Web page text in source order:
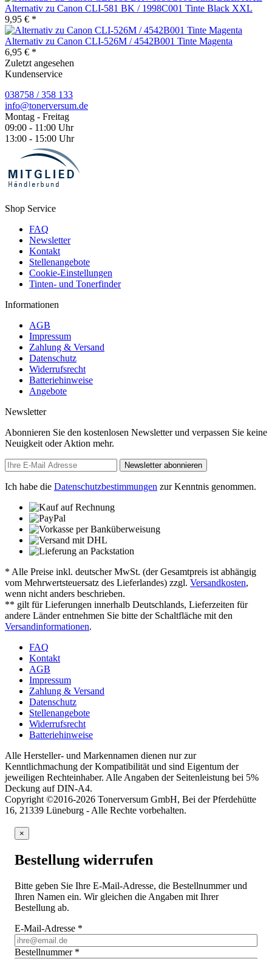
Alternativ zu Canon CLI-581 BK / 1998C001 Tinte Black XXL
9,95 € *
Alternativ zu Canon CLI-526M / 4542B001 Tinte Magenta
6,95 € *
Zuletzt angesehen
Kundenservice
038758 / 358 133
info@tonerversum.de
Montag - Freitag
09:00 - 11:00 Uhr
13:00 - 15:00 Uhr
Shop Service
FAQ
Newsletter
Kontakt
Stellenangebote
Cookie-Einstellungen
Tinten- und Tonerfinder
Informationen
AGB
Impressum
Zahlung & Versand
Datenschutz
Widerrufsrecht
Batteriehinweise
Angebote
Newsletter
Abonnieren Sie den kostenlosen Newsletter und verpassen Sie keine
Neuigkeit oder Aktion mehr.
Newsletter abonnieren
Ich habe die Datenschutzbestimmungen zur Kenntnis genommen.
* Alle Preise inkl. deutscher MwSt. (der Gesamtpreis ist abhängig
vom Mehrwertsteuersatz des Lieferlandes) zzgl. Versandkosten,
wenn nicht anders beschrieben.
** gilt für Lieferungen innerhalb Deutschlands, Lieferzeiten für
andere Länder entnehmen Sie bitte der Schaltfläche mit den
Versandinformationen.
FAQ
Kontakt
AGB
Impressum
Zahlung & Versand
Datenschutz
Stellenangebote
Widerrufsrecht
Batteriehinweise
Alle Hersteller- und Markennamen dienen nur zur
Kenntlichmachung der Kompatibilität und sind Eigentum der
jeweiligen Rechteinhaber. Alle Angaben der Seitenleistung bei 5%
Deckung auf DIN-A4.
Copyright ©2016-2026 Tonerversum GmbH, Bei der Pferdehütte
16, 21339 Lüneburg - Alle Rechte vorbehalten.
×
Bestellung widerrufen
Bitte geben Sie Ihre E-Mail-Adresse, die Bestellnummer und
Ihren Namen ein. Wir gleichen die Angaben mit Ihrer
Bestellung ab.
E-Mail-Adresse *
Bestellnummer *